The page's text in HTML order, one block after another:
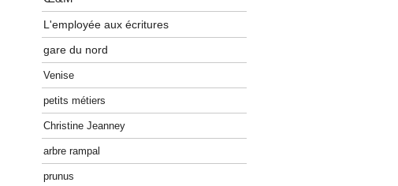
L'employée aux écritures
gare du nord
Venise
petits métiers
Christine Jeanney
arbre rampal
prunus